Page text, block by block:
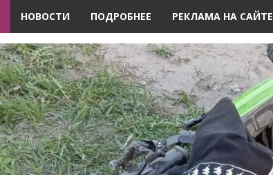
НОВОСТИ ПОДРОБНЕЕ РЕКЛАМА НА САЙТЕ